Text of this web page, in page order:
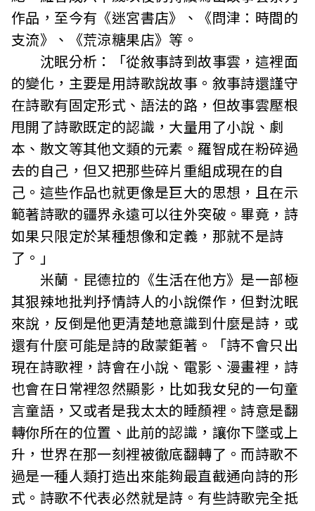
作品，至今有《迷宮書店》、《問津：時間的
支流》、《荒涼糖果店》等。
沈眠分析：「從敘事詩到故事雲，這裡面
的變化，主要是用詩歌說故事。敘事詩還謹守
在詩歌有固定形式、語法的路，但故事雲壓根
甩開了詩歌既定的認識，大量用了小說、劇
本、散文等其他文類的元素。羅智成在粉碎過
去的自己，但又把那些碎片重組成現在的自
己。這些作品也就更像是巨大的思想，且在示
範著詩歌的疆界永遠可以往外突破。畢竟，詩
如果只限定於某種想像和定義，那就不是詩
了。」
米蘭 ・ 昆德拉的《生活在他方》是一部極
其狠辣地批判抒情詩人的小說傑作，但對沈眠
來說，反倒是他更清楚地意識到什麼是詩，或
還有什麼可能是詩的啟蒙鉅著。「詩不會只出
現在詩歌裡，詩會在小說、電影、漫畫裡，詩
也會在日常裡忽然顯影，比如我女兒的一句童
言童語，又或者是我太太的睡顏裡。詩意是翻
轉你所在的位置、此前的認識，讓你下墜或上
升，世界在那一刻裡被徹底翻轉了。而詩歌不
過是一種人類打造出來能夠最直截通向詩的形
式。詩歌不代表必然就是詩。有些詩歌完全抵